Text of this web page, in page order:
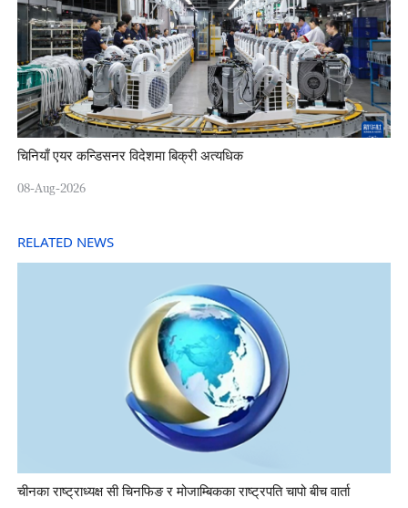
चिनियाँ एयर कन्डिसनर विदेशमा बिक्री अत्यधिक
08-Aug-2026
RELATED NEWS
चीनका राष्ट्राध्यक्ष सी चिनफिङ र मोजाम्बिकका राष्ट्रपति चापो बीच वार्ता